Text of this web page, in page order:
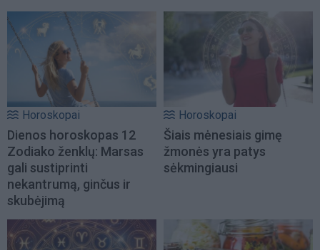
Horoskopai
Dienos horoskopas 12
Zodiako ženklų: Marsas
gali sustiprinti
nekantrumą, ginčus ir
skubėjimą
Horoskopai
Šiais mėnesiais gimę
žmonės yra patys
sėkmingiausi